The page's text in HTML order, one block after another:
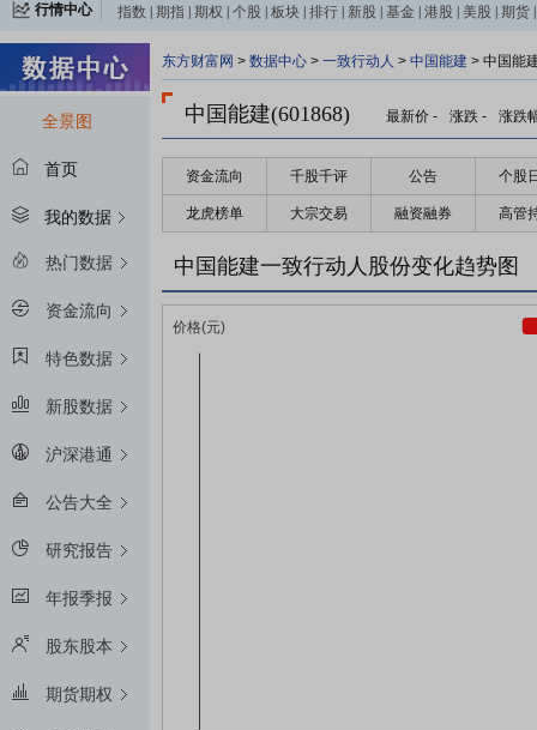
行情中心 指数 期指 期权 个股 板块 排行 新股 基金 港股 美股 期货
全景图
首页
我的数据
热门数据
资金流向
特色数据
新股数据
沪深港通
公告大全
研究报告
年报季报
股东股本
期货期权
东方财富网 > 数据中心 > 一致行动人 > 中国能建 > 中国能
中国能建(601868) 最新价 - 涨跌 - 涨跌
资金流向 千股千评 公告 个股
龙虎榜单 大宗交易 融资融券 高管
中国能建一致行动人股份变化趋势图